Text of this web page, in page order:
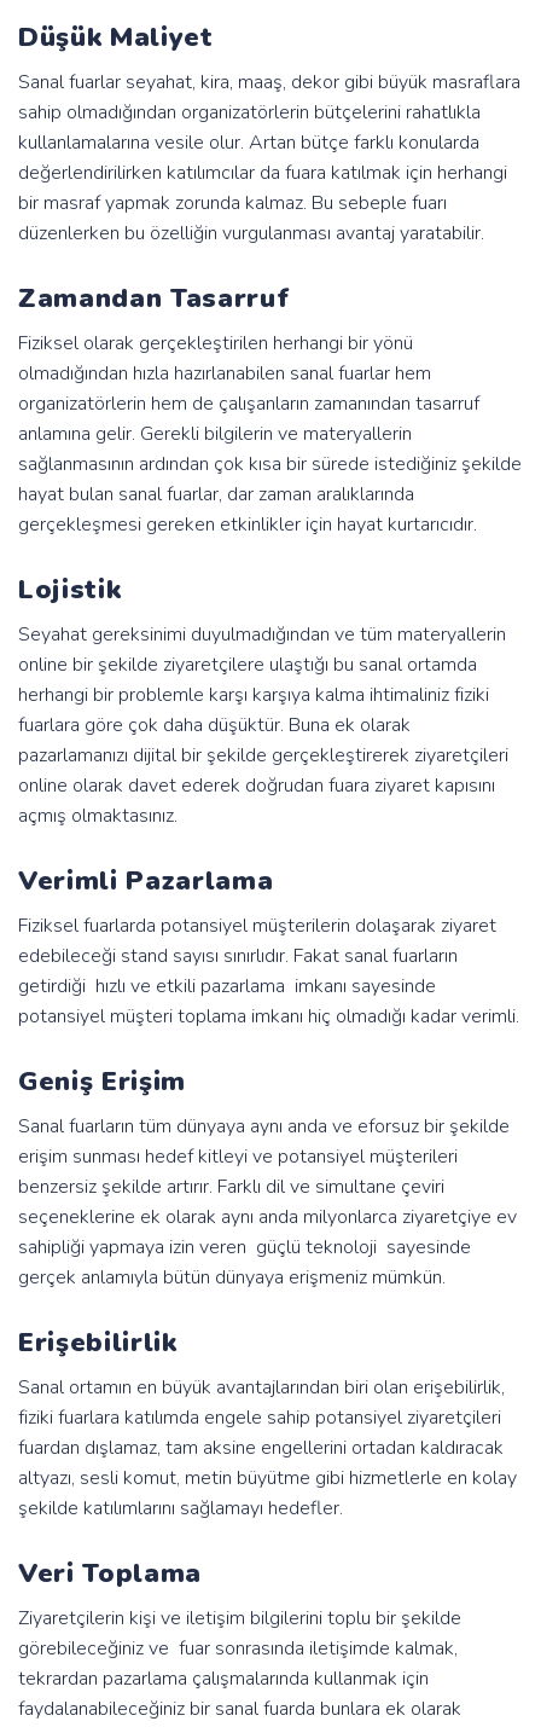
Düşük Maliyet
Sanal fuarlar seyahat, kira, maaş, dekor gibi büyük masraflara
sahip olmadığından organizatörlerin bütçelerini rahatlıkla
kullanlamalarına vesile olur. Artan bütçe farklı konularda
değerlendirilirken katılımcılar da fuara katılmak için herhangi
bir masraf yapmak zorunda kalmaz. Bu sebeple fuarı
düzenlerken bu özelliğin vurgulanması avantaj yaratabilir.
Zamandan Tasarruf
Fiziksel olarak gerçekleştirilen herhangi bir yönü
olmadığından hızla hazırlanabilen sanal fuarlar hem
organizatörlerin hem de çalışanların zamanından tasarruf
anlamına gelir. Gerekli bilgilerin ve materyallerin
sağlanmasının ardından çok kısa bir sürede istediğiniz şekilde
hayat bulan sanal fuarlar, dar zaman aralıklarında
gerçekleşmesi gereken etkinlikler için hayat kurtarıcıdır.
Lojistik
Seyahat gereksinimi duyulmadığından ve tüm materyallerin
online bir şekilde ziyaretçilere ulaştığı bu sanal ortamda
herhangi bir problemle karşı karşıya kalma ihtimaliniz fiziki
fuarlara göre çok daha düşüktür. Buna ek olarak
pazarlamanızı dijital bir şekilde gerçekleştirerek ziyaretçileri
online olarak davet ederek doğrudan fuara ziyaret kapısını
açmış olmaktasınız.
Verimli Pazarlama
Fiziksel fuarlarda potansiyel müşterilerin dolaşarak ziyaret
edebileceği stand sayısı sınırlıdır. Fakat sanal fuarların
getirdiği hızlı ve etkili pazarlama imkanı sayesinde
potansiyel müşteri toplama imkanı hiç olmadığı kadar verimli.
Geniş Erişim
Sanal fuarların tüm dünyaya aynı anda ve eforsuz bir şekilde
erişim sunması hedef kitleyi ve potansiyel müşterileri
benzersiz şekilde artırır. Farklı dil ve simultane çeviri
seçeneklerine ek olarak aynı anda milyonlarca ziyaretçiye ev
sahipliği yapmaya izin veren güçlü teknoloji sayesinde
gerçek anlamıyla bütün dünyaya erişmeniz mümkün.
Erişebilirlik
Sanal ortamın en büyük avantajlarından biri olan erişebilirlik,
fiziki fuarlara katılımda engele sahip potansiyel ziyaretçileri
fuardan dışlamaz, tam aksine engellerini ortadan kaldıracak
altyazı, sesli komut, metin büyütme gibi hizmetlerle en kolay
şekilde katılımlarını sağlamayı hedefler.
Veri Toplama
Ziyaretçilerin kişi ve iletişim bilgilerini toplu bir şekilde
görebileceğiniz ve fuar sonrasında iletişimde kalmak,
tekrardan pazarlama çalışmalarında kullanmak için
faydalanabileceğiniz bir sanal fuarda bunlara ek olarak